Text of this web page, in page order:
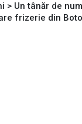
> Un tânăr de
frizerie din